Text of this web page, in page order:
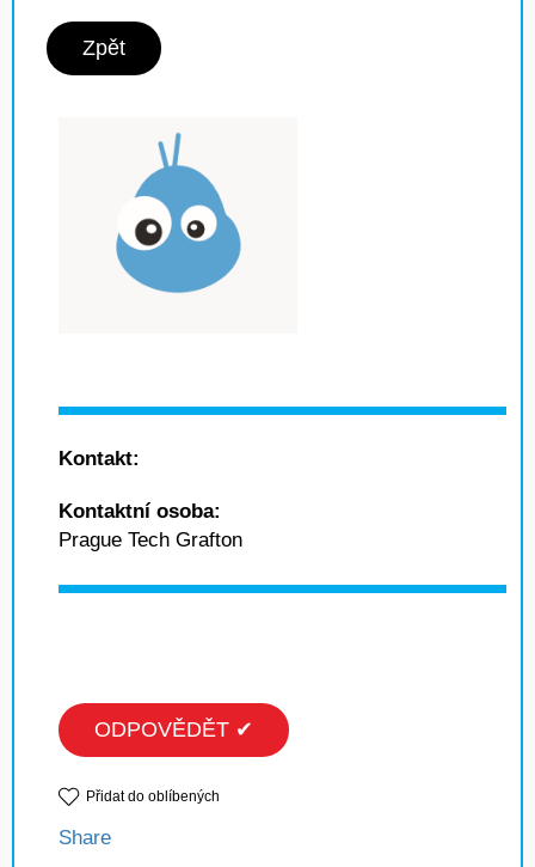
Zpět
Kontakt:
Kontaktní osoba:
Prague Tech Grafton
ODPOVĚDĚT ✔
Přidat do oblíbených
Share